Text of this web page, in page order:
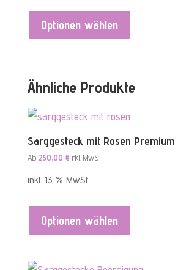
Optionen wählen
Ähnliche Produkte
Sarggesteck mit Rosen Premium
Ab 250,00 € inkl. MwST
inkl. 13 % MwSt.
Optionen wählen